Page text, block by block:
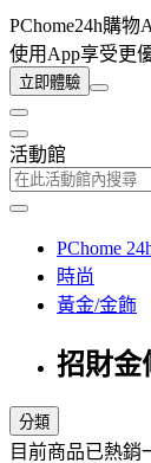
PChome24h購物
使用App享受更
立即體驗
活動館
PChome
時尚
黃金/金飾
招財金
分類
目前商品已熱銷